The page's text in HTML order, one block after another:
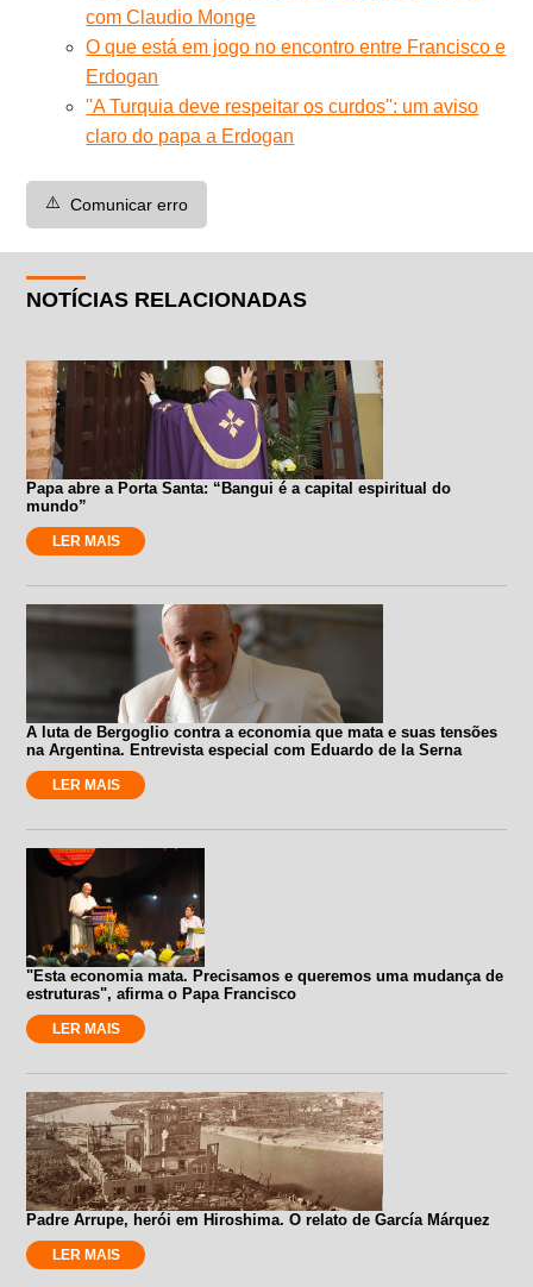
com Claudio Monge
O que está em jogo no encontro entre Francisco e
Erdogan
''A Turquia deve respeitar os curdos'': um aviso
claro do papa a Erdogan
⚠️ Comunicar erro
NOTÍCIAS RELACIONADAS
Papa abre a Porta Santa: “Bangui é a capital espiritual do
mundo”
LER MAIS
A luta de Bergoglio contra a economia que mata e suas tensões
na Argentina. Entrevista especial com Eduardo de la Serna
LER MAIS
"Esta economia mata. Precisamos e queremos uma mudança de
estruturas", afirma o Papa Francisco
LER MAIS
Padre Arrupe, herói em Hiroshima. O relato de García Márquez
LER MAIS